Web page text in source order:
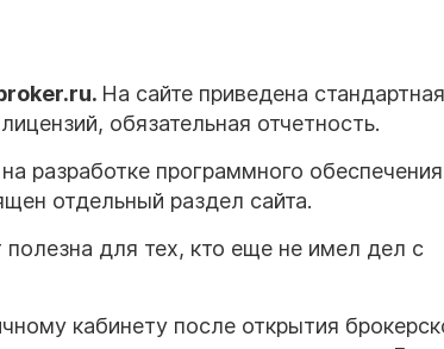
На сайте приведена
обязательная отчетность.
разработке программного
отдельный раздел сайта.
для тех, кто еще не имел дел с
кабинету после открытия